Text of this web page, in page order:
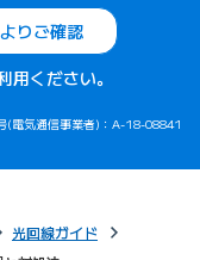
りご確認
ください。
(電気通信事業者)：A-18-08841
光回線ガイド